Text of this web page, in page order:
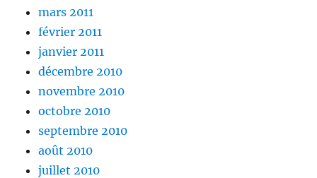
mars 2011
février 2011
janvier 2011
décembre 2010
novembre 2010
octobre 2010
septembre 2010
août 2010
juillet 2010